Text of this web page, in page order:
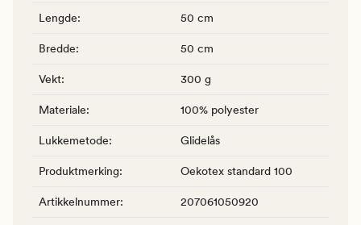
Lengde: 50 cm
Bredde: 50 cm
Vekt: 300 g
Materiale: 100% polyester
Lukkemetode: Glidelås
Produktmerking: Oekotex standard 100
Artikkelnummer: 207061050920